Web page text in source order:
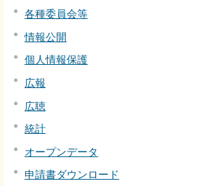
各種委員会等
情報公開
個人情報保護
広報
広聴
統計
オープンデータ
申請書ダウンロード